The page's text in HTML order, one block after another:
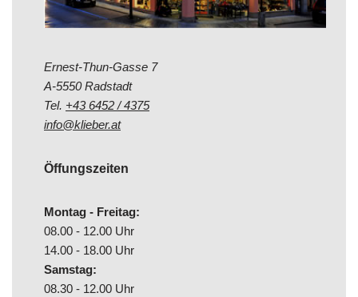
Ernest-Thun-Gasse 7
A-5550 Radstadt
Tel. +43 6452 / 4375
info@klieber.at
Öffungszeiten
Montag - Freitag:
08.00 - 12.00 Uhr
14.00 - 18.00 Uhr
Samstag:
08.30 - 12.00 Uhr